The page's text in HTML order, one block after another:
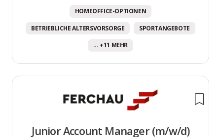
HOMEOFFICE-OPTIONEN
BETRIEBLICHE ALTERSVORSORGE SPORTANGEBOTE
... +11 MEHR
Junior Account Manager (m/w/d)